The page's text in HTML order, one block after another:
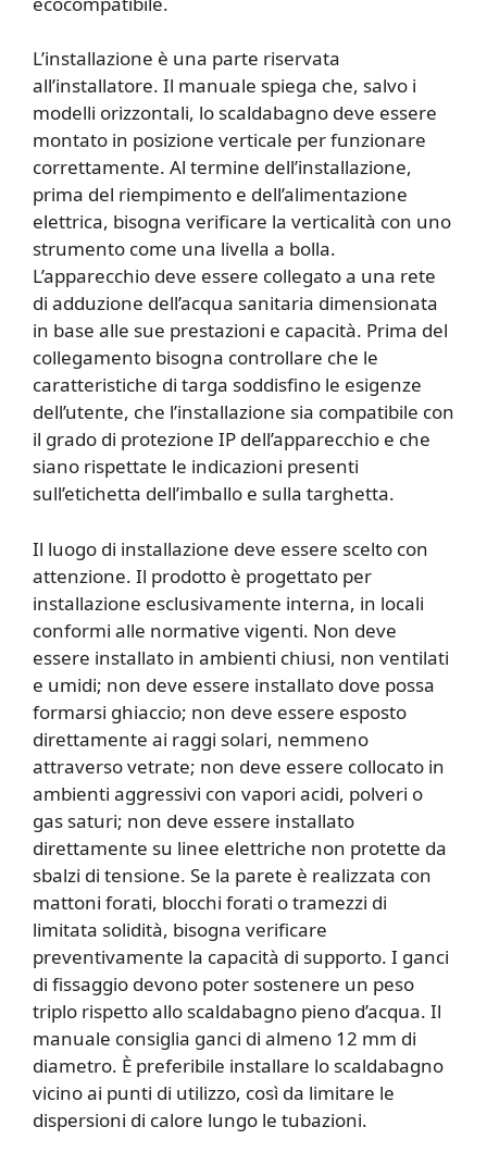
L’installazione è una parte riservata
all’installatore. Il manuale spiega che, salvo i
modelli orizzontali, lo scaldabagno deve essere
montato in posizione verticale per funzionare
correttamente. Al termine dell’installazione,
prima del riempimento e dell’alimentazione
elettrica, bisogna verificare la verticalità con uno
strumento come una livella a bolla.
L’apparecchio deve essere collegato a una rete
di adduzione dell’acqua sanitaria dimensionata
in base alle sue prestazioni e capacità. Prima del
collegamento bisogna controllare che le
caratteristiche di targa soddisfino le esigenze
dell’utente, che l’installazione sia compatibile con
il grado di protezione IP dell’apparecchio e che
siano rispettate le indicazioni presenti
sull’etichetta dell’imballo e sulla targhetta.
Il luogo di installazione deve essere scelto con
attenzione. Il prodotto è progettato per
installazione esclusivamente interna, in locali
conformi alle normative vigenti. Non deve
essere installato in ambienti chiusi, non ventilati
e umidi; non deve essere installato dove possa
formarsi ghiaccio; non deve essere esposto
direttamente ai raggi solari, nemmeno
attraverso vetrate; non deve essere collocato in
ambienti aggressivi con vapori acidi, polveri o
gas saturi; non deve essere installato
direttamente su linee elettriche non protette da
sbalzi di tensione. Se la parete è realizzata con
mattoni forati, blocchi forati o tramezzi di
limitata solidità, bisogna verificare
preventivamente la capacità di supporto. I ganci
di fissaggio devono poter sostenere un peso
triplo rispetto allo scaldabagno pieno d’acqua. Il
manuale consiglia ganci di almeno 12 mm di
diametro. È preferibile installare lo scaldabagno
vicino ai punti di utilizzo, così da limitare le
dispersioni di calore lungo le tubazioni.